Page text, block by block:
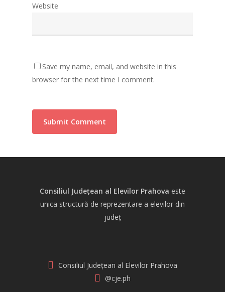
Website
Save my name, email, and website in this
browser for the next time I comment.
Consiliul Județean al Elevilor Prahova este
unica structură de reprezentare a elevilor din
județ
Consiliul Județean al Elevilor Prahova
@cje.ph